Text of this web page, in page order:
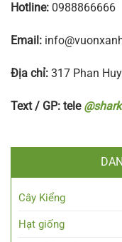
Hotline: 0988866666
Email:
Địa chỉ: 317 Phan
Text / GP: tele
Cây Kiểng
Hạt giống